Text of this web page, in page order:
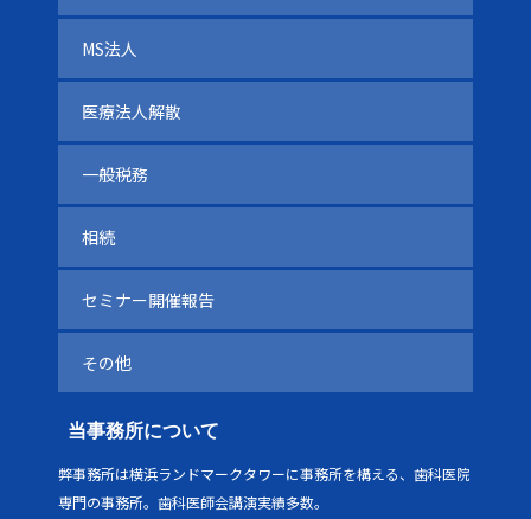
MS法人
医療法人解散
一般税務
相続
セミナー開催報告
その他
当事務所について
弊事務所は横浜ランドマークタワーに事務所を構える、歯科医院
専門の事務所。歯科医師会講演実績多数。